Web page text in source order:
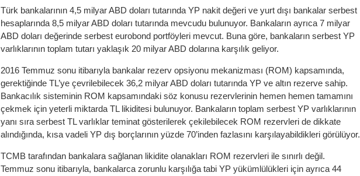
Türk bankalarının 4,5 milyar ABD doları tutarında YP nakit değeri ve yurt dışı bankalar serbest
hesaplarında 8,5 milyar ABD doları tutarında mevcudu bulunuyor. Bankaların ayrıca 7 milyar
ABD doları değerinde serbest eurobond portföyleri mevcut. Buna göre, bankaların serbest YP
varlıklarının toplam tutarı yaklaşık 20 milyar ABD dolarına karşılık geliyor.
2016 Temmuz sonu itibarıyla bankalar rezerv opsiyonu mekanizması (ROM) kapsamında,
gerektiğinde TL’ye çevrilebilecek 36,2 milyar ABD doları tutarında YP ve altın rezerve sahip.
Bankacılık sisteminin ROM kapsamındaki söz konusu rezervlerinin hemen hemen tamamını
çekmek için yeterli miktarda TL likiditesi bulunuyor. Bankaların toplam serbest YP varlıklarının
yanı sıra serbest TL varlıklar teminat gösterilerek çekilebilecek ROM rezervleri de dikkate
alındığında, kısa vadeli YP dış borçlarının yüzde 70’inden fazlasını karşılayabildikleri görülüyor.
TCMB tarafından bankalara sağlanan likidite olanakları ROM rezervleri ile sınırlı değil.
Temmuz sonu itibarıyla, bankalarca zorunlu karşılığa tabi YP yükümlülükleri için ayrıca 44